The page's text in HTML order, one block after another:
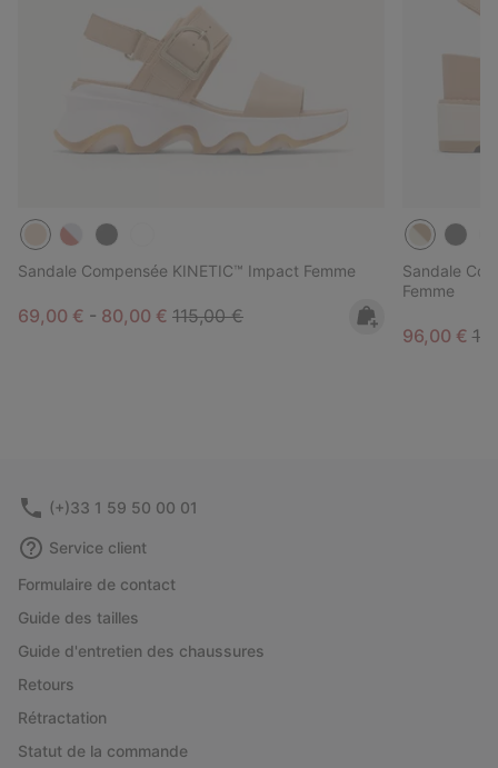
Sandale Compensée KINETIC™ Impact Femme
Minimum sale price:
69,00 € - Maximum sale price:
80,00 € Regular price:
115,00 €
Sandale
Femme
Sale price:
96,00 €
(+)33 1 59 50 00 01
Service client
Formulaire de contact
Guide des tailles
Guide d'entretien des chaussures
Retours
Rétractation
Statut de la commande